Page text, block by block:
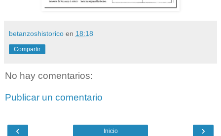
betanzoshistorico en 18:18
Compartir
No hay comentarios:
Publicar un comentario
‹ ›
Inicio